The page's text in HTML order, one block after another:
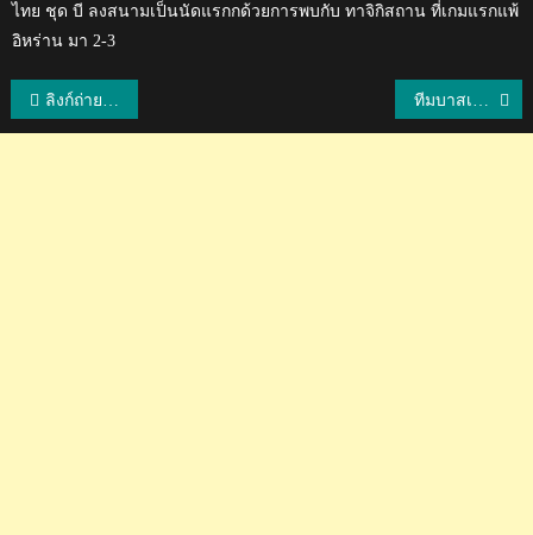
ไทย ชุด บี ลงสนามเป็นนัดแรกกด้วยการพบกับ ทาจิกิสถาน ที่เกมแรกแพ้
อิหร่าน มา 2-3
แนะแนว
ลิงก์ถ่ายทอดสดฟุตบอลโลก 2026 รอบคัดเลือก รอบที่ 3 โซนเอเชีย 19-11-67